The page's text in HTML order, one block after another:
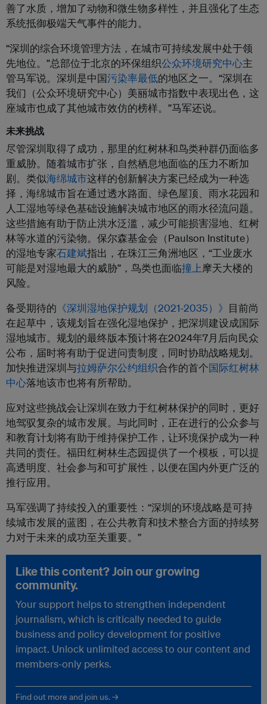
善了水质，增加了动物和微生物多样性，并且强化了生态
系统抵御极端天气事件的能力。
“深圳的综合环境管理方法，在城市可持续发展中处于领
先地位。”总部位于北京的环保组织公众环境研究中心主
管马军说。深圳是中国污染率最低的地区之一。“深圳在
我们（公众环境研究中心）美丽城市指数中表现出色，这
座城市也成了其他城市效仿的榜样。”马军还说。
未来挑战
尽管深圳取得了成功，那里的红树林和鸟类种群仍面临多
重威胁。随着城市扩张，自然栖息地面临的压力不断加
剧。类似海绵城市这样的创新解决方案已经成为一种选
择，海绵城市旨在通过透水路面、绿色屋顶、雨水花园和
人工湿地等绿色基础设施解决城市地区的雨水径流问题。
这些措施有助于防止洪水泛滥，减少可能损害湿地、红树
林等水道的污染物。保尔森基金会（Paulson Institute）
的湿地专家石建斌指出，在珠江三角洲地区，“工业废水
可能是对湿地最大的威胁”，鸟类也面临撞上摩天大楼的
风险。
备受期待的 《深圳湿地保护规划（2021-2035）》 目前尚
在起草中，该规划旨在强化湿地保护，把深圳建设成国际
湿地城市。规划的最终版本预计将在2024年7月后向民众
公布，届时将有助于促进问责制度，同时协助战略规划。
加快推进深圳与拉姆萨尔公约组织合作的首个国际红树林
中心落地该市也将有所帮助。
应对这些挑战会让深圳在致力于红树林保护的同时，更好
地驾驭复杂的城市发展。与此同时，正在进行的公众参与
和教育计划将有助于维持保护工作，让环境保护成为一种
共同的责任。福田红树林生态园提供了一个模板，可以提
高透明度、社会参与和可扩展性，以便在国内外更广泛的
推行应用。
马军强调了持续投入的重要性：“深圳的环境战略是可持
续城市发展的蓝图，在公共教育和技术整合方面的持续努
力对于未来的成功至关重要。”
Like this content? Join our growing
community.
Your support helps to strengthen independent
journalism, which is critically needed to guide
business and policy development for positive
impact. Unlock unlimited access to our content and
members-only perks.
Find out more and join us. →